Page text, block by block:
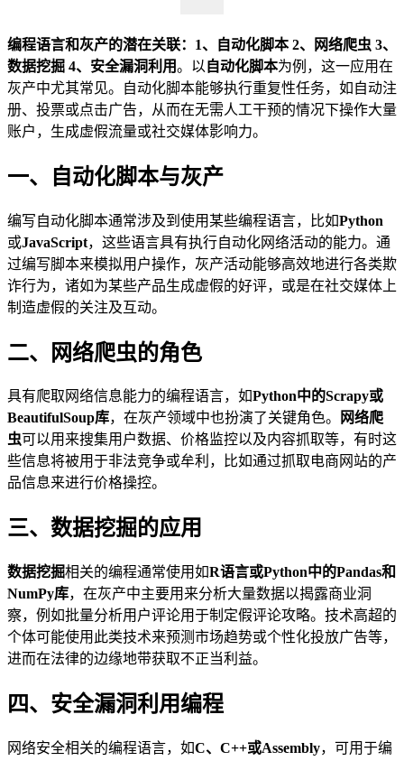
编程语言和灰产的潜在关联：1、自动化脚本 2、网络爬虫 3、
数据挖掘 4、安全漏洞利用。以 自动化脚本为例，这一应用在
灰产中尤其常见。自动化脚本能够执行重复性任务，如自动注
册、投票或点击广告，从而在无需人工干预的情况下操作大量
账户，生成虚假流量或社交媒体影响力。
一、自动化脚本与灰产
编写自动化脚本通常涉及到使用某些编程语言，比如Python
或JavaScript，这些语言具有执行自动化网络活动的能力。通
过编写脚本来模拟用户操作，灰产活动能够高效地进行各类欺
诈行为，诸如为某些产品生成虚假的好评，或是在社交媒体上
制造虚假的关注及互动。
二、网络爬虫的角色
具有爬取网络信息能力的编程语言，如Python中的Scrapy或
BeautifulSoup库，在灰产领域中也扮演了关键角色。
网络爬
虫可以用来搜集用户数据、价格监控以及内容抓取等，有时这
些信息将被用于非法竞争或牟利，比如通过抓取电商网站的产
品信息来进行价格操控。
三、数据挖掘的应用
数据挖掘相关的编程通常使用如R语言或Python中的Pandas和
NumPy库，在灰产中主要用来分析大量数据以揭露商业洞
察，例如批量分析用户评论用于制定假评论攻略。技术高超的
个体可能使用此类技术来预测市场趋势或个性化投放广告等，
进而在法律的边缘地带获取不正当利益。
四、安全漏洞利用编程
网络安全相关的编程语言，如C、C++或Assembly，可用于编